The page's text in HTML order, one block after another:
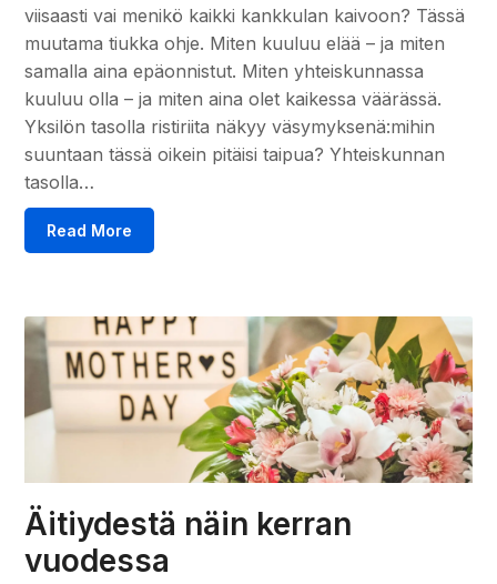
viisaasti vai menikö kaikki kankkulan kaivoon? Tässä
muutama tiukka ohje. Miten kuuluu elää – ja miten
samalla aina epäonnistut. Miten yhteiskunnassa
kuuluu olla – ja miten aina olet kaikessa väärässä.
Yksilön tasolla ristiriita näkyy väsymyksenä:mihin
suuntaan tässä oikein pitäisi taipua? Yhteiskunnan
tasolla…
Read More
Äitiydestä näin kerran
vuodessa